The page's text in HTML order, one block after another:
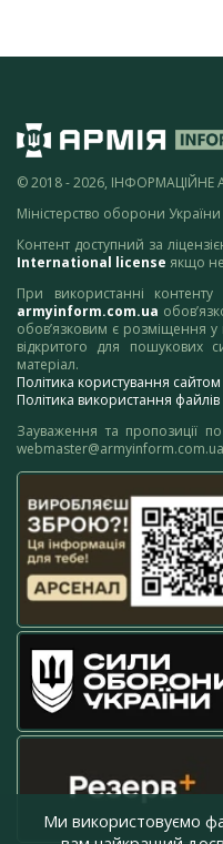
© 2018 - 2026, ІНФОРМАЦІЙНЕ
Міністерство оборони України
Контент доступний за
International license якщо
При використанні
armyinform.com.ua
обов’язковим є розміщення
відкритого для пошукових
матеріал.
Політика користування
Політика використання
Зауваження та пропозиції
webmaster@armyinform.com.ua
Ми використовуємо